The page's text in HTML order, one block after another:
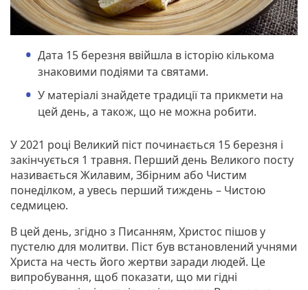
Дата 15 березня ввійшла в історію кількома
знаковими подіями та святами.
У матеріалі знайдете традиції та прикмети на
цей день, а також, що не можна робити.
У 2021 році Великий піст починається 15 березня і
закінчується 1 травня. Перший день Великого посту
називається Жилавим, Збірним або Чистим
понеділком, а увесь перший тиждень – Чистою
седмицею.
В цей день, згідно з Писанням, Христос пішов у
пустелю для молитви. Піст був встановлений учнями
Христа на честь його жepтви заради людей. Це
випробування, щоб показати, що ми гідні